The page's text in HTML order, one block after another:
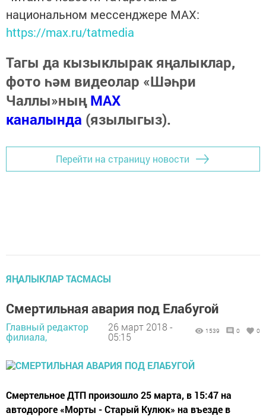
национальном мессенджере MАХ:
https://max.ru/tatmedia
Тагы да кызыклырак яңалыклар,
фото һәм видеолар «Шәһри
Чаллы»ныңMAX
каналында (язылыгыз).
Перейти на страницу новости
ЯҢАЛЫКЛАР ТАСМАСЫ
Смертильная авария под Елабугой
Главный редактор
филиала,
26 март 2018 -
05:15
1539 0 0
Смертельное ДТП произошло 25 марта, в 15:47 на
автодороге «Морты - Старый Кулюк» на въезде в